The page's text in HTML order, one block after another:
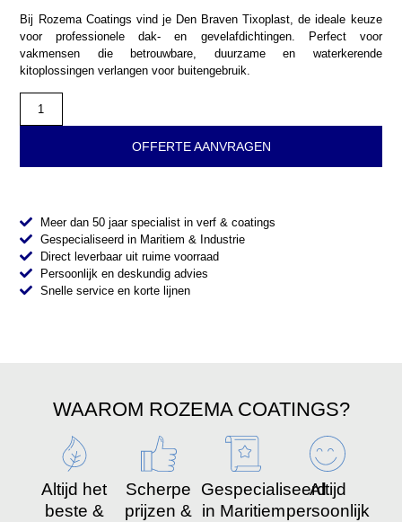
Bij Rozema Coatings vind je Den Braven Tixoplast, de ideale keuze
voor professionele dak- en gevelafdichtingen. Perfect voor
vakmensen die betrouwbare, duurzame en waterkerende
kitoplossingen verlangen voor buitengebruik.
OFFERTE AANVRAGEN
Meer dan 50 jaar specialist in verf & coatings
Gespecialiseerd in Maritiem & Industrie
Direct leverbaar uit ruime voorraad
Persoonlijk en deskundig advies
Snelle service en korte lijnen
WAAROM ROZEMA COATINGS?
Altijd het
beste &
Scherpe
prijzen &
Gespecialiseerd
in Maritiem
Altijd
persoonlijk